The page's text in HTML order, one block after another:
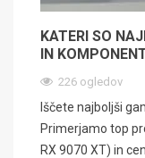
KATERI SO
IN
226 ogledov
Iščete najboljši
Primerjamo top
RX 9070 XT) in